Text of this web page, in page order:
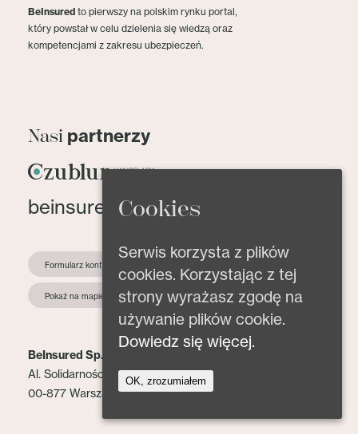
BeInsured to pierwszy na polskim rynku portal,
który powstał w celu dzielenia się wiedzą oraz
kompetencjami z zakresu ubezpieczeń.
Nasi partnerzy
beinsured@beinsured.pl
Formularz kontaktowy
Pokaż na mapie
BeInsured Sp. z o.o.
Al. Solidarności 153 lok. 2
00-877 Warszawa
Cookies
Serwis korzysta z plików
cookies. Korzystając z tej
strony wyrażasz zgodę na
używanie plików cookie.
Dowiedz się więcej.
OK, zrozumiałem